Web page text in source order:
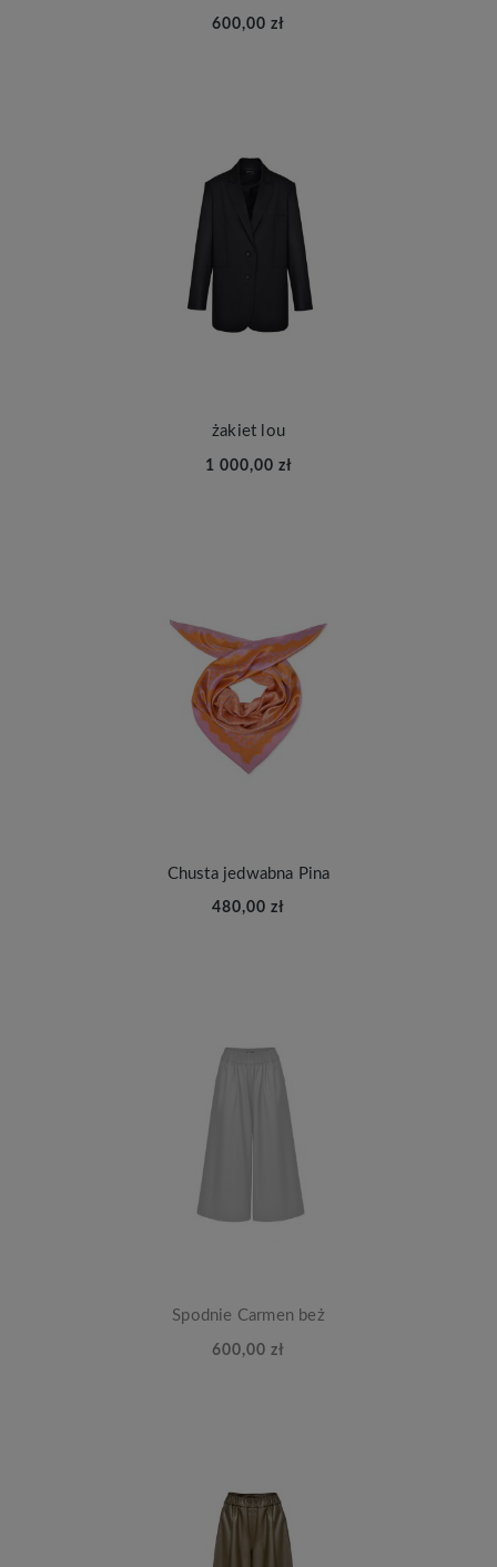
600,00 zł
żakiet lou
1 000,00 zł
Chusta jedwabna Pina
480,00 zł
Spodnie Carmen beż
600,00 zł